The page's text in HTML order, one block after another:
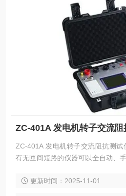
ZC-401A 发电机转子交流阻
ZC-401A 发电机转子交流阻抗测
有无匝间短路的仪器可以全自动、
更新时间：2025-11-01